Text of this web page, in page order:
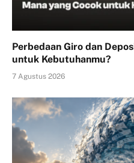
Perbedaan Giro dan
untuk Kebutuhanmu?
7 Agustus 2026